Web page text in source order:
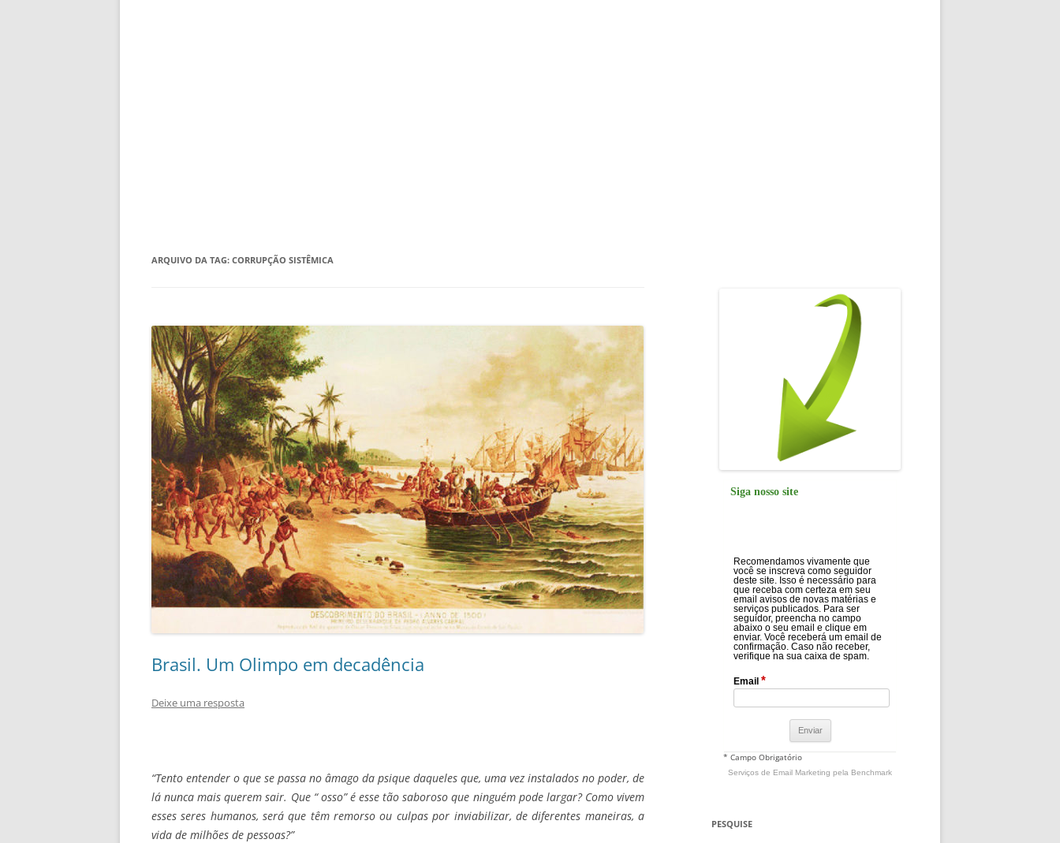
ARQUIVO DA TAG: CORRUPÇÃO SISTÊMICA
Brasil. Um Olimpo em decadência
Deixe uma resposta
“Tento entender o que se passa no âmago da psique daqueles que, uma vez instalados no poder, de
lá nunca mais querem sair. Que “ osso” é esse tão saboroso que ninguém pode largar? Como vivem
esses seres humanos, será que têm remorso ou culpas por inviabilizar, de diferentes maneiras, a
vida de milhões de pessoas?”
Siga nosso site
Recomendamos vivamente que
você se inscreva como seguidor
deste site. Isso é necessário para
que receba com certeza em seu
email avisos de novas matérias e
serviços publicados. Para ser
seguidor, preencha no campo
abaixo o seu email e clique em
enviar. Você receberá um email de
confirmação. Caso não receber,
verifique na sua caixa de spam.
Email *
* Campo Obrigatório
Serviços de Email Marketing pela Benchmark
PESQUISE